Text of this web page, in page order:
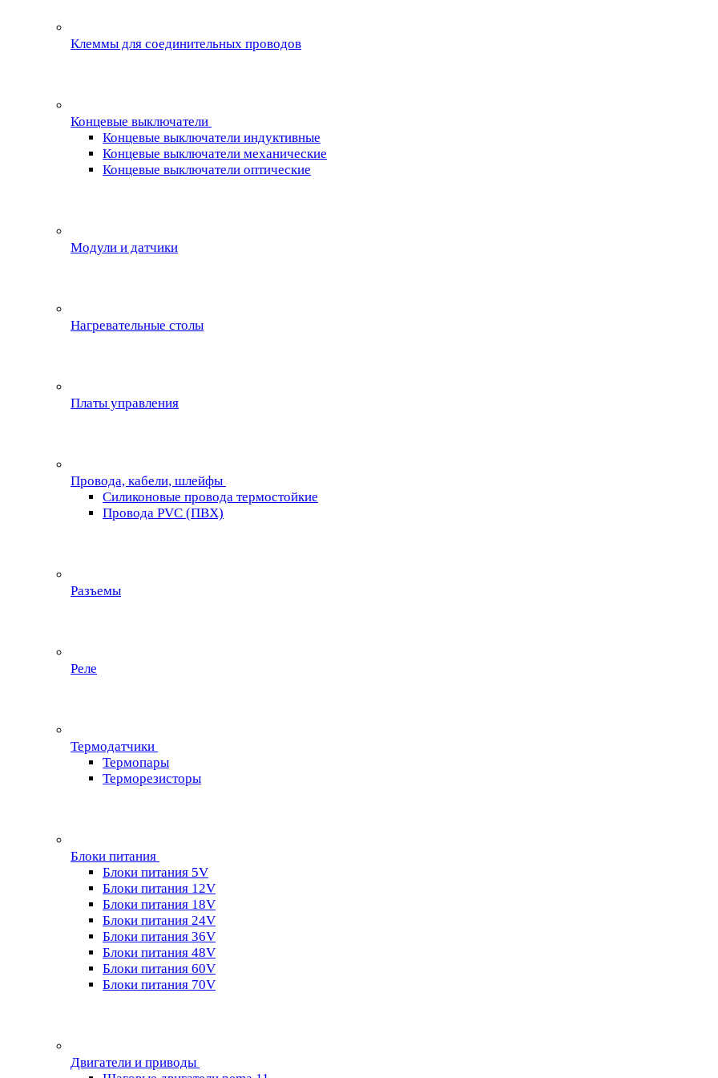
Клеммы для соединительных проводов
Концевые выключатели
Концевые выключатели индуктивные
Концевые выключатели механические
Концевые выключатели оптические
Модули и датчики
Нагревательные столы
Платы управления
Провода, кабели, шлейфы
Силиконовые провода термостойкие
Провода PVC (ПВХ)
Разъемы
Реле
Термодатчики
Термопары
Терморезисторы
Блоки питания
Блоки питания 5V
Блоки питания 12V
Блоки питания 18V
Блоки питания 24V
Блоки питания 36V
Блоки питания 48V
Блоки питания 60V
Блоки питания 70V
Двигатели и приводы